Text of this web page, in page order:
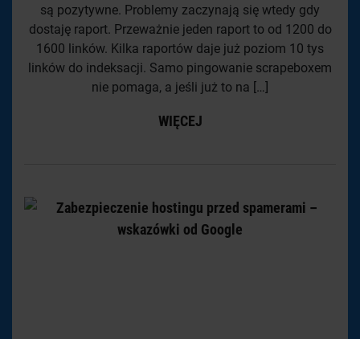
są pozytywne. Problemy zaczynają się wtedy gdy
dostaję raport. Przeważnie jeden raport to od 1200 do
1600 linków. Kilka raportów daje już poziom 10 tys
linków do indeksacji. Samo pingowanie scrapeboxem
nie pomaga, a jeśli już to na […]
WIĘCEJ